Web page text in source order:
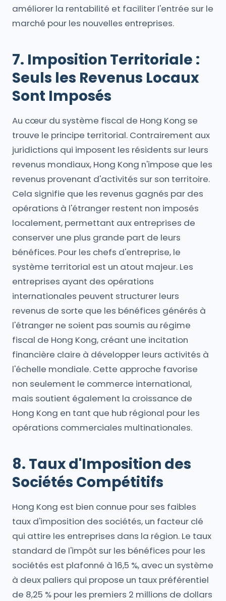
améliorer la rentabilité et faciliter l'entrée sur le
marché pour les nouvelles entreprises.
7. Imposition Territoriale :
Seuls les Revenus Locaux
Sont Imposés
Au cœur du système fiscal de Hong Kong se
trouve le principe territorial. Contrairement aux
juridictions qui imposent les résidents sur leurs
revenus mondiaux, Hong Kong n'impose que les
revenus provenant d'activités sur son territoire.
Cela signifie que les revenus gagnés par des
opérations à l'étranger restent non imposés
localement, permettant aux entreprises de
conserver une plus grande part de leurs
bénéfices. Pour les chefs d'entreprise, le
système territorial est un atout majeur. Les
entreprises ayant des opérations
internationales peuvent structurer leurs
revenus de sorte que les bénéfices générés à
l'étranger ne soient pas soumis au régime
fiscal de Hong Kong, créant une incitation
financière claire à développer leurs activités à
l'échelle mondiale. Cette approche favorise
non seulement le commerce international,
mais soutient également la croissance de
Hong Kong en tant que hub régional pour les
opérations commerciales multinationales.
8. Taux d'Imposition des
Sociétés Compétitifs
Hong Kong est bien connue pour ses faibles
taux d'imposition des sociétés, un facteur clé
qui attire les entreprises dans la région. Le taux
standard de l'impôt sur les bénéfices pour les
sociétés est plafonné à 16,5 %, avec un système
à deux paliers qui propose un taux préférentiel
de 8,25 % pour les premiers 2 millions de dollars